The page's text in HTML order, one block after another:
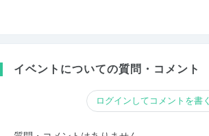
イベントについての質問・コメント
ログインしてコメントを書く